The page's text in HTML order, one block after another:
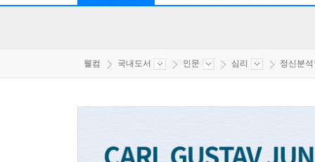
웰컴 국내도서 인문 심리 정신분